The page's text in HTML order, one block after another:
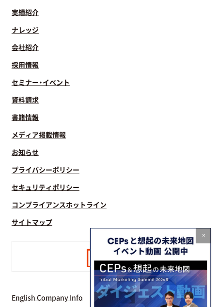
実績紹介
ナレッジ
会社紹介
採用情報
セミナー・イベント
資料請求
書籍情報
メディア掲載情報
お知らせ
プライバシーポリシー
セキュリティポリシー
コンプライアンスホットライン
サイトマップ
English Company Info
×